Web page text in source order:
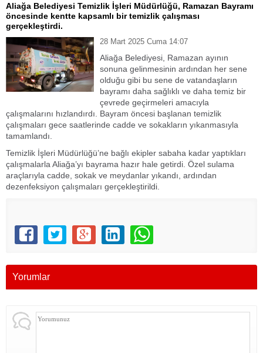
Aliağa Belediyesi Temizlik İşleri Müdürlüğü, Ramazan Bayramı
öncesinde kentte kapsamlı bir temizlik çalışması
gerçekleştirdi.
28 Mart 2025 Cuma 14:07
Aliağa Belediyesi, Ramazan ayının
sonuna gelinmesinin ardından her sene
olduğu gibi bu sene de vatandaşların
bayramı daha sağlıklı ve daha temiz bir
çevrede geçirmeleri amacıyla
çalışmalarını hızlandırdı. Bayram öncesi başlanan temizlik
çalışmaları gece saatlerinde cadde ve sokakların yıkanmasıyla
tamamlandı.
Temizlik İşleri Müdürlüğü’ne bağlı ekipler sabaha kadar yaptıkları
çalışmalarla Aliağa’yı bayrama hazır hale getirdi. Özel sulama
araçlarıyla cadde, sokak ve meydanlar yıkandı, ardından
dezenfeksiyon çalışmaları gerçekleştirildi.
Yorumlar